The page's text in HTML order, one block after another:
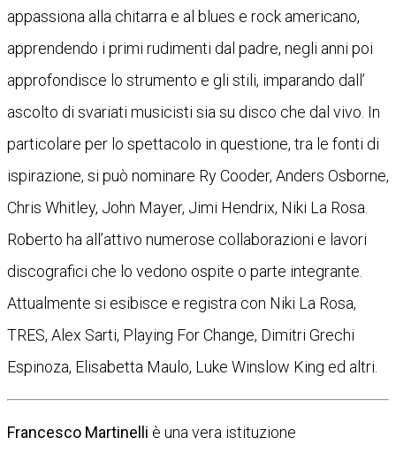
appassiona alla chitarra e al blues e rock americano,
apprendendo i primi rudimenti dal padre, negli anni poi
approfondisce lo strumento e gli stili, imparando dall’
ascolto di svariati musicisti sia su disco che dal vivo. In
particolare per lo spettacolo in questione, tra le fonti di
ispirazione, si può nominare Ry Cooder, Anders Osborne,
Chris Whitley, John Mayer, Jimi Hendrix, Niki La Rosa.
Roberto ha all’attivo numerose collaborazioni e lavori
discografici che lo vedono ospite o parte integrante.
Attualmente si esibisce e registra con Niki La Rosa,
TRES, Alex Sarti, Playing For Change, Dimitri Grechi
Espinoza, Elisabetta Maulo, Luke Winslow King ed altri.
Francesco Martinelli è una vera istituzione